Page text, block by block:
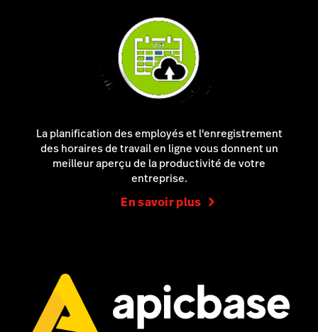
La planification des employés et l'enregistrement
des horaires de travail en ligne vous donnent un
meilleur aperçu de la productivité de votre
entreprise.
En savoir plus